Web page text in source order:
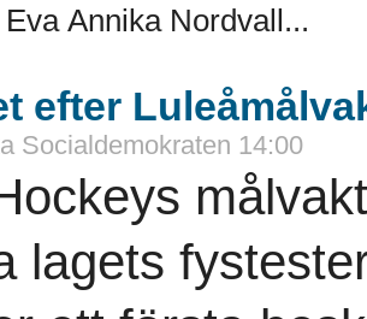
Annika Nordvall...
efter
Socialdemokraten 14:00
lagets